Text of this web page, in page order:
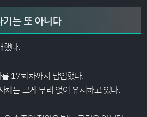
는 또 아니다
했다.
17회차까지 납입했다.
체는 크게 무리 없이 유지하고 있다.